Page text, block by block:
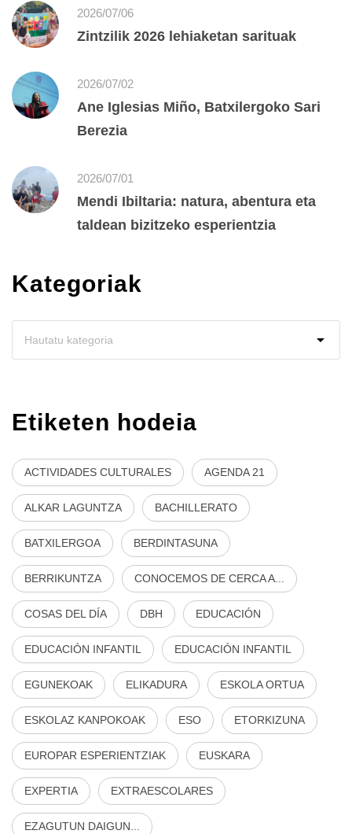
2026/07/06
Zintzilik 2026 lehiaketan sarituak
2026/07/02
Ane Iglesias Miño, Batxilergoko Sari
Berezia
2026/07/01
Mendi Ibiltaria: natura, abentura eta
taldean bizitzeko esperientzia
Kategoriak
Etiketen hodeia
ACTIVIDADES CULTURALES AGENDA 21
ALKAR LAGUNTZA BACHILLERATO
BATXILERGOA BERDINTASUNA
BERRIKUNTZA CONOCEMOS DE CERCA A...
COSAS DEL DÍA DBH EDUCACIÓN
EDUCACIÓN INFANTIL EDUCACIÓN INFANTIL
EGUNEKOAK ELIKADURA ESKOLA ORTUA
ESKOLAZ KANPOKOAK ESO ETORKIZUNA
EUROPAR ESPERIENTZIAK EUSKARA
EXPERTIA EXTRAESCOLARES
EZAGUTUN DAIGUN...